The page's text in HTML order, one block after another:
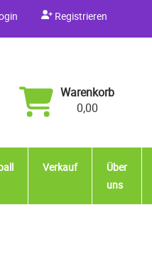
Registrieren
Warenkorb
0,00
Verkauf
Über
uns